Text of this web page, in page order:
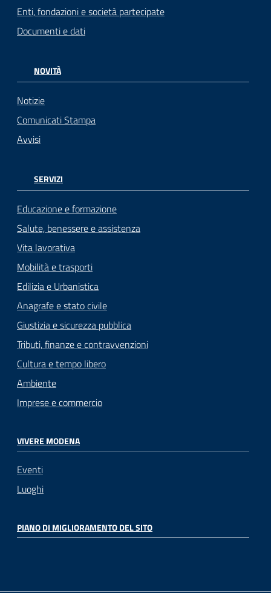
Enti, fondazioni e società partecipate
Documenti e dati
NOVITÀ
Notizie
Comunicati Stampa
Avvisi
SERVIZI
Educazione e formazione
Salute, benessere e assistenza
Vita lavorativa
Mobilità e trasporti
Edilizia e Urbanistica
Anagrafe e stato civile
Giustizia e sicurezza pubblica
Tributi, finanze e contravvenzioni
Cultura e tempo libero
Ambiente
Imprese e commercio
VIVERE MODENA
Eventi
Luoghi
PIANO DI MIGLIORAMENTO DEL SITO